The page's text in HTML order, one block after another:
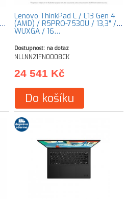
Lenovo ThinkPad L / L13 Gen 4
(AMD) / R5PRO-7530U / 13,3" /
WUXGA / 16…
Dostupnost: na dotaz
NLLNN21FN0008CK
24 541 Kč
Do košíku